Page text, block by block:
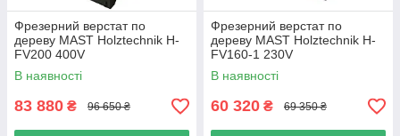
Фрезерний верстат по
дереву MAST Holztechnik H-
FV200 400V
В наявності
83 880 ₴ 96 650 ₴
Фрезерний верстат по
дереву MAST Holztechnik H-
FV160-1 230V
В наявності
60 320 ₴ 69 350 ₴